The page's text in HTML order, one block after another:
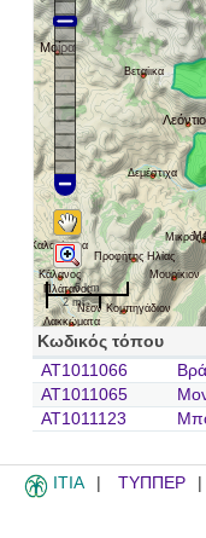
Μοίρα
Βεταίικα
Δεμέστιχα
Μικρός
Καλανίστρα
Προφήτης Ηλίας
Κάλανος
Μουρίκιον
Πλάτανος
Νέον Κομπηγάδιον
Λακκώματα
5 km
2 mi
Κωδικός τόπου
AT1011066
AT1011065
AT1011123
ITIA ΤΥΠΠΕΡ